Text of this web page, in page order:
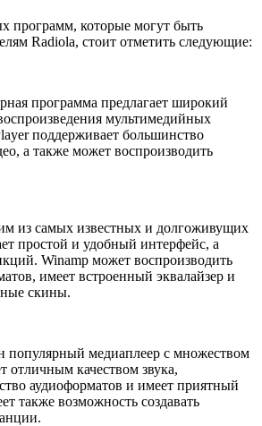
программ, которые могут быть
Radiola, стоит отметить следующие:
программа предлагает широкий
мультимедийных
поддерживает большинство
а также может воспроизводить
из самых известных и долгоживущих
простой и удобный интерфейс, а
Winamp может воспроизводить
имеет встроенный эквалайзер и
скины.
медиаплеер с множеством
отличным качеством звука,
аудиоформатов и имеет приятный
также возможность создавать